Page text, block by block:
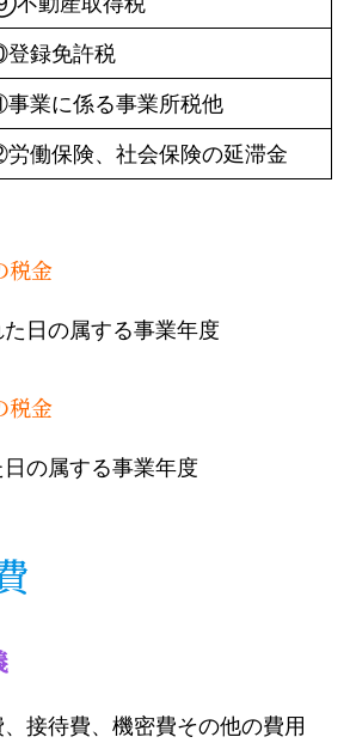
録免許税
業に係る事業所税他
働保険、社会保険の延滞金
税金
日の属する事業年度
税金
の属する事業年度
接待費、機密費その他の費用